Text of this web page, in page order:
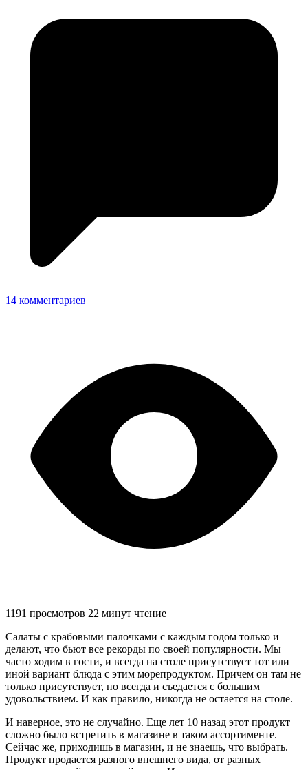
14 комментариев
1191 просмотров 22 минут чтение
Салаты с крабовыми палочками с каждым годом только и
делают, что бьют все рекорды по своей популярности. Мы
часто ходим в гости, и всегда на столе присутствует тот или
иной вариант блюда с этим морепродуктом. Причем он там не
только присутствует, но всегда и съедается с большим
удовольствием. И как правило, никогда не остается на столе.
И наверное, это не случайно. Еще лет 10 назад этот продукт
сложно было встретить в магазине в таком ассортименте.
Сейчас же, приходишь в магазин, и не знаешь, что выбрать.
Продукт продается разного внешнего вида, от разных